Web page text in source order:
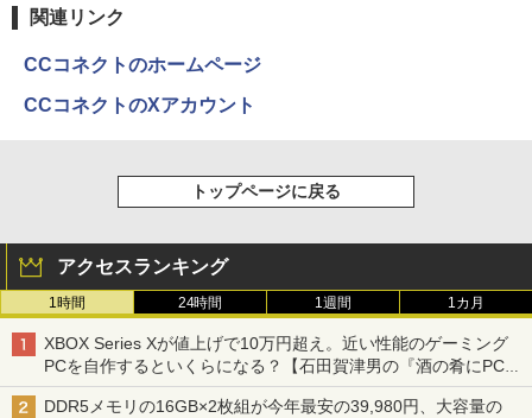
関連リンク
CCコネクトのホームページ
CCコネクトのXアカウント
トップページに戻る
アクセスランキング
1時間 24時間 1週間 1カ月
XBOX Series Xが値上げで10万円超え。近い性能のゲーミング
PCを自作するといくらになる？【石田賀津男の『酒の肴にPCゲ
ーム』】
DDR5メモリの16GB×2枚組が今年最安の39,980円、大容量の